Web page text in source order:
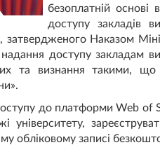
безоплатній основі
доступу закладів
Наказом
доступу закладам
та визнання такими, що
до платформи Web of
університету,
обліковому записі